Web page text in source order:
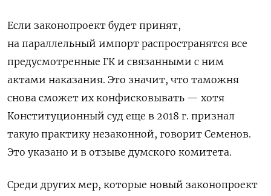
Если законопроект будет принят,
на параллельный импорт распространятся все
предусмотренные ГК и связанными с ним
актами наказания. Это значит, что таможня
снова сможет их конфисковывать — хотя
Конституционный суд еще в 2018 г. признал
такую практику незаконной, говорит Семенов.
Это указано и в отзыве думского комитета.
Среди других мер, которые новый законопроект